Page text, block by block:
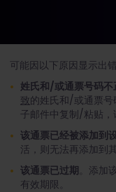
可能因以下原因显示出
姓氏和/或通票号码不
致的姓氏和/或通票号
子邮件中复制/粘贴，
该通票已经被添加到
活，则无法再添加到
该通票已过期 。添
有效期限。